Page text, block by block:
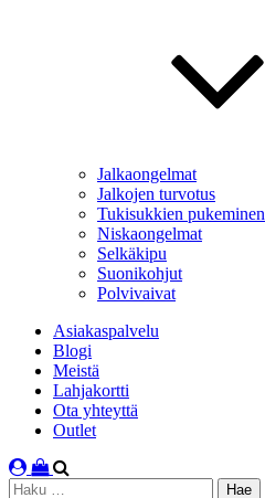
Jalkaongelmat
Jalkojen turvotus
Tukisukkien pukeminen
Niskaongelmat
Selkäkipu
Suonikohjut
Polvivaivat
Asiakaspalvelu
Blogi
Meistä
Lahjakortti
Ota yhteyttä
Outlet
Haku: